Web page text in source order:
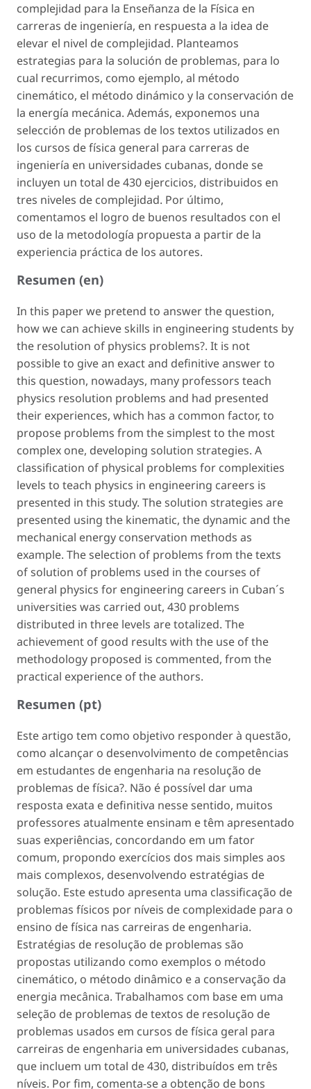
complejidad para la Enseñanza de la Física en
carreras de ingeniería, en respuesta a la idea de
elevar el nivel de complejidad. Planteamos
estrategias para la solución de problemas, para lo
cual recurrimos, como ejemplo, al método
cinemático, el método dinámico y la conservación de
la energía mecánica. Además, exponemos una
selección de problemas de los textos utilizados en
los cursos de física general para carreras de
ingeniería en universidades cubanas, donde se
incluyen un total de 430 ejercicios, distribuidos en
tres niveles de complejidad. Por último,
comentamos el logro de buenos resultados con el
uso de la metodología propuesta a partir de la
experiencia práctica de los autores.
Resumen (en)
In this paper we pretend to answer the question,
how we can achieve skills in engineering students by
the resolution of physics problems?. It is not
possible to give an exact and definitive answer to
this question, nowadays, many professors teach
physics resolution problems and had presented
their experiences, which has a common factor, to
propose problems from the simplest to the most
complex one, developing solution strategies. A
classification of physical problems for complexities
levels to teach physics in engineering careers is
presented in this study. The solution strategies are
presented using the kinematic, the dynamic and the
mechanical energy conservation methods as
example. The selection of problems from the texts
of solution of problems used in the courses of
general physics for engineering careers in Cuban´s
universities was carried out, 430 problems
distributed in three levels are totalized. The
achievement of good results with the use of the
methodology proposed is commented, from the
practical experience of the authors.
Resumen (pt)
Este artigo tem como objetivo responder à questão,
como alcançar o desenvolvimento de competências
em estudantes de engenharia na resolução de
problemas de física?. Não é possível dar uma
resposta exata e definitiva nesse sentido, muitos
professores atualmente ensinam e têm apresentado
suas experiências, concordando em um fator
comum, propondo exercícios dos mais simples aos
mais complexos, desenvolvendo estratégias de
solução. Este estudo apresenta uma classificação de
problemas físicos por níveis de complexidade para o
ensino de física nas carreiras de engenharia.
Estratégias de resolução de problemas são
propostas utilizando como exemplos o método
cinemático, o método dinâmico e a conservação da
energia mecânica. Trabalhamos com base em uma
seleção de problemas de textos de resolução de
problemas usados ​​em cursos de física geral para
carreiras de engenharia em universidades cubanas,
que incluem um total de 430, distribuídos em três
níveis. Por fim, comenta-se a obtenção de bons